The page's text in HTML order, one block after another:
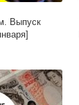
Выпуск